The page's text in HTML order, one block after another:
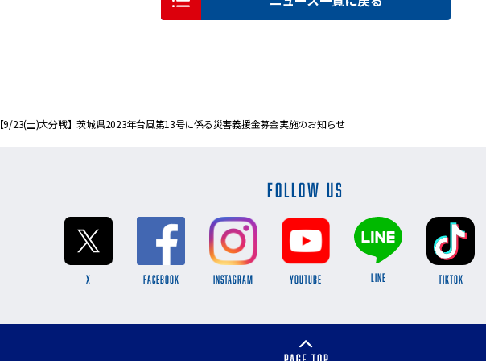
【9/23(土)大分戦】茨城県2023年台風第13号に係る災害義援金募金実施のお知らせ
FOLLOW US
X FACEBOOK INSTAGRAM YOUTUBE LINE TikTok